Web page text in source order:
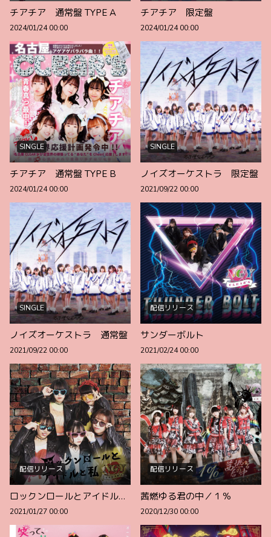
チアチア 通常盤 TYPE A
2024/01/24 00:00
チアチア 限定盤
2024/01/24 00:00
SINGLE
チアチア 通常盤 TYPE B
2024/01/24 00:00
SINGLE
ノイズオーケストラ 限定盤
2021/09/22 00:00
SINGLE
ノイズオーケストラ 通常盤
2021/09/22 00:00
配信リリース
サンダーボルト
2021/02/24 00:00
配信リリース
ロックンロールとアイドルと私
2021/01/27 00:00
配信リリース
茜燃ゆる君の中／１％
2020/12/30 00:00